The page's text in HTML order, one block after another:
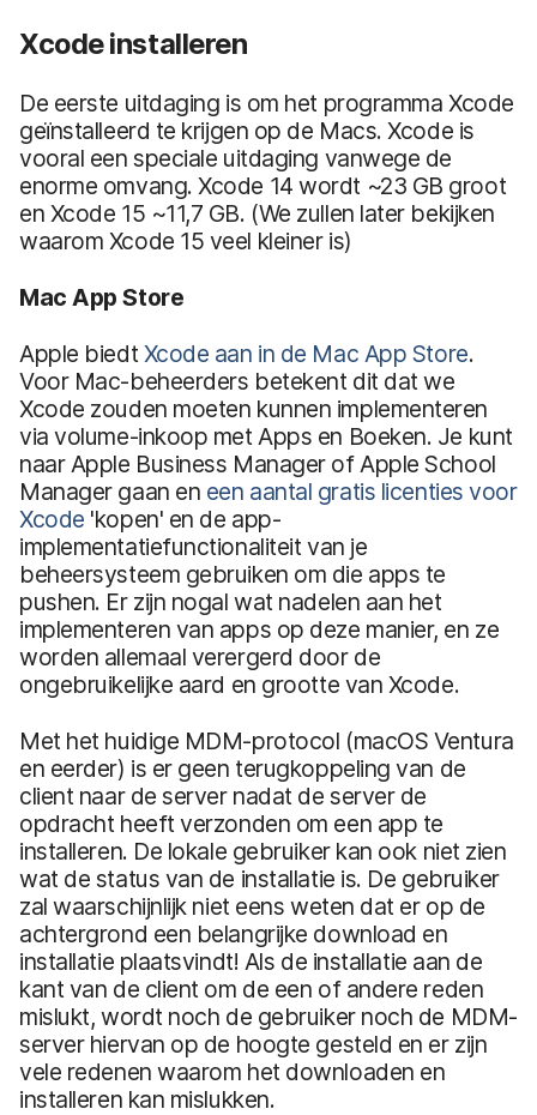
Xcode installeren
De eerste uitdaging is om het programma Xcode
geïnstalleerd te krijgen op de Macs. Xcode is
vooral een speciale uitdaging vanwege de
enorme omvang. Xcode 14 wordt ~23 GB groot
en Xcode 15 ~11,7 GB. (We zullen later bekijken
waarom Xcode 15 veel kleiner is)
Mac App Store
Apple biedt Xcode aan in de Mac App Store.
Voor Mac-beheerders betekent dit dat we
Xcode zouden moeten kunnen implementeren
via volume-inkoop met Apps en Boeken. Je kunt
naar Apple Business Manager of Apple School
Manager gaan en een aantal gratis licenties voor
Xcode 'kopen' en de app-
implementatiefunctionaliteit van je
beheersysteem gebruiken om die apps te
pushen. Er zijn nogal wat nadelen aan het
implementeren van apps op deze manier, en ze
worden allemaal verergerd door de
ongebruikelijke aard en grootte van Xcode.
Met het huidige MDM-protocol (macOS Ventura
en eerder) is er geen terugkoppeling van de
client naar de server nadat de server de
opdracht heeft verzonden om een app te
installeren. De lokale gebruiker kan ook niet zien
wat de status van de installatie is. De gebruiker
zal waarschijnlijk niet eens weten dat er op de
achtergrond een belangrijke download en
installatie plaatsvindt! Als de installatie aan de
kant van de client om de een of andere reden
mislukt, wordt noch de gebruiker noch de MDM-
server hiervan op de hoogte gesteld en er zijn
vele redenen waarom het downloaden en
installeren kan mislukken.